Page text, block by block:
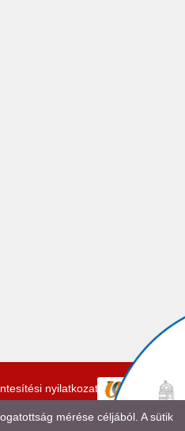
nyilatkozat
mérése céljából. A sütik